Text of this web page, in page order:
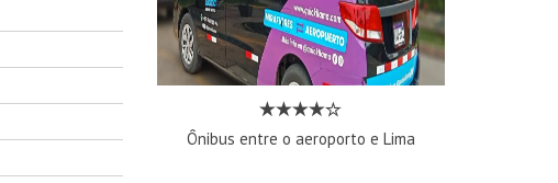
Ônibus entre o aeroporto e Lima